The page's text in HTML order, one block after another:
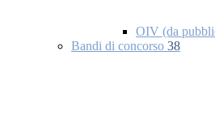
OIV (da
Bandi di concorso 38